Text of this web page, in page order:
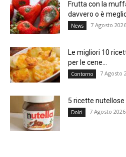
Frutta con la
davvero o è
News 7 Agosto 2026
Le migliori 10
per le cene...
Contorno 7 Agosto
5 ricette
Dolci 7 Agosto 2026